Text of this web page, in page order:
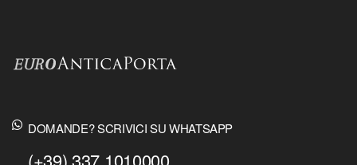
DOMANDE? SCRIVICI SU WHATSAPP
(+39) 337 1010000